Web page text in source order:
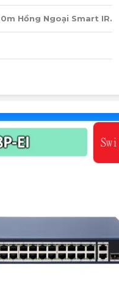
Hồng Ngoại Smart IR.